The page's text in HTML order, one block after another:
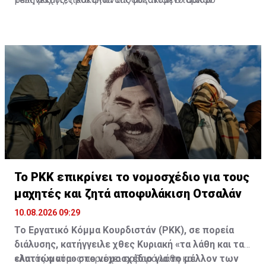
Το PKK επικρίνει το νομοσχέδιο για τους
μαχητές και ζητά αποφυλάκιση Οτσαλάν
10.08.2026 09:29
Το Εργατικό Κόμμα Κουρδιστάν (PKK), σε πορεία
διάλυσης, κατήγγειλε χθες Κυριακή «τα λάθη και τα
ελαττώματα» στο νομοσχέδιο για το μέλλον των
«Αυτός ο νόμος περιέχει σοβαρά λάθη και